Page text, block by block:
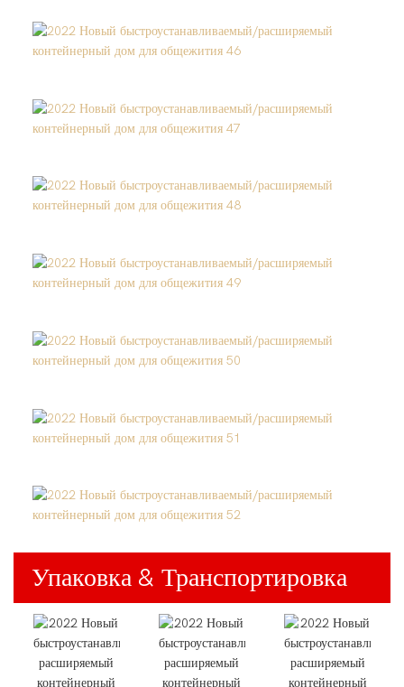
Упаковка & Транспортировка